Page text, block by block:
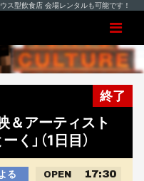
ス型飲食店 会場レンタルも可能です！
終了
＆アーティスト
く」（1日目）
よる OPEN 17:30